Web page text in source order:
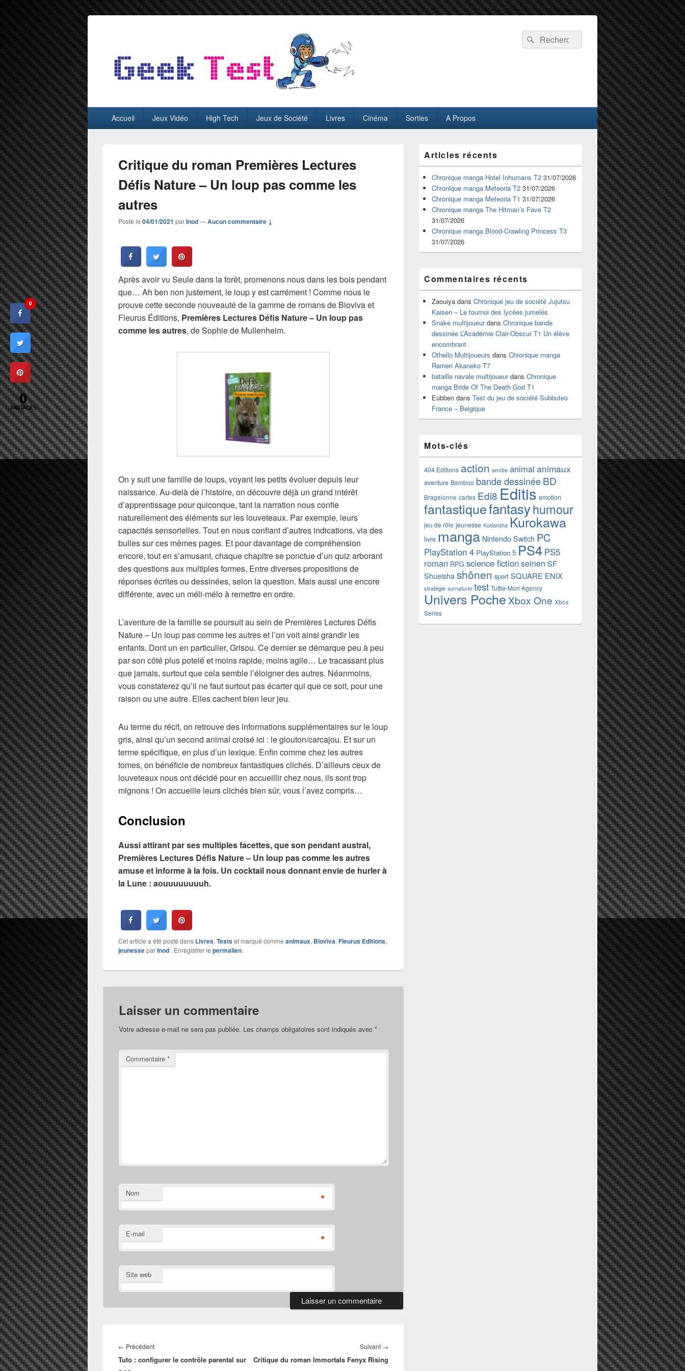
GeekTest
Recherche :
Rechercher
principalAccueil Jeux Vidéo High Tech Jeux de Société Livres Cinéma Sorties A Propos
Critique du roman Premières Lectures
Défis Nature – Un loup pas comme les
autres
Posté le 04/01/2021 parInod—Aucun commentaire ↓
Après avoir vu Seule dans la forêt, promenons nous dans les bois pendant
que… Ah ben non justement, le loup y est carrément ! Comme nous le
prouve cette seconde nouveauté de la gamme de romans de Bioviva et
Fleurus Éditions, Premières Lectures Défis Nature – Un loup pas
comme les autres, de Sophie de Mullenheim.
On y suit une famille de loups, voyant les petits évoluer depuis leur
naissance. Au-delà de l’histoire, on découvre déjà un grand intérêt
d’apprentissage pour quiconque, tant la narration nous confie
naturellement des éléments sur les louveteaux. Par exemple, leurs
capacités sensorielles. Tout en nous confiant d’autres indications, via des
bulles sur ces mêmes pages. Et pour davantage de compréhension
encore, tout en s’amusant, chaque chapitre se ponctue d’un quiz arborant
des questions aux multiples formes. Entre diverses propositions de
réponses écrites ou dessinées, selon la question. Mais aussi une encore
différente, avec un méli-mélo à remettre en ordre.
L’aventure de la famille se poursuit au sein de Premières Lectures Défis
Nature – Un loup pas comme les autres et l’on voit ainsi grandir les
enfants. Dont un en particulier, Grisou. Ce dernier se démarque peu à peu
par son côté plus potelé et moins rapide, moins agile… Le tracassant plus
que jamais, surtout que cela semble l’éloigner des autres. Néanmoins,
vous constaterez qu’il ne faut surtout pas écarter qui que ce soit, pour une
raison ou une autre. Elles cachent bien leur jeu.
Au terme du récit, on retrouve des informations supplémentaires sur le loup
gris, ainsi qu’un second animal croisé ici : le glouton/carcajou. Et sur un
terme spécifique, en plus d’un lexique. Enfin comme chez les autres
tomes, on bénéficie de nombreux fantastiques clichés. D’ailleurs ceux de
louveteaux nous ont décidé pour en accueillir chez nous, ils sont trop
mignons ! On accueille leurs clichés bien sûr, vous l’avez compris…
Conclusion
Aussi attirant par ses multiples facettes, que son pendant austral,
Premières Lectures Défis Nature – Un loup pas comme les autres
amuse et informe à la fois. Un cocktail nous donnant envie de hurler à
la Lune : aouuuuuuuuh.
Cet article a été posté dans Livres, Testset marqué comme animaux, Bioviva, Fleurus Editions,
jeunesseparInod . Enregistrer le permalien.
Laisser un commentaire
Votre adresse e-mail ne sera pas publiée. Les champs obligatoires sont indiqués avec *
Commentaire *
Nom *
E-mail *
Site web
de
l’article
← PrécédentArticle
précédent :
Tuto : configurer le contrôle parental sur
Suivant →
Critique du roman Immortals Fenyx Rising
principale
de
widget
pour
barre
latérale
Articles récents
Chronique manga Hotel Inhumans T2 31/07/2026
Chronique manga Meteoria T2 31/07/2026
Chronique manga Meteoria T1 31/07/2026
Chronique manga The Hitman’s Fave T2
31/07/2026
Chronique manga Blood-Crawling Princess T3
31/07/2026
Commentaires récents
Zaouiya dans Chronique jeu de société Jujutsu
Kaisen – Le tournoi des lycées jumelés
Snake multijoueurdans Chronique bande
dessinée L’Académie Clair-Obscur T1 Un élève
encombrant
Othello Multijoueurs dans Chronique manga
Ramen Akaneko T7
bataille navale multijoueurdans Chronique
manga Bride Of The Death God T1
Eubben dans Test du jeu de société Subbuteo
France – Belgique
Mots-clés
404 Editions action amitie animal animaux
aventure Bamboo bande dessinéeBD
Bragelonne cartes Edi8 Editis emotion
fantastiquefantasyhumour
jeu de rôle jeunesse Kodansha Kurokawa
livre manga Nintendo Switch PC
PlayStation 4 PlayStation 5 PS4 PS5
roman RPG science fictionseinen SF
Shueisha shônen sport SQUARE ENIX
stratégie surnaturel test Tuttle-Mori Agency
Univers Poche Xbox One Xbox
Series
0
0
PARTAGES